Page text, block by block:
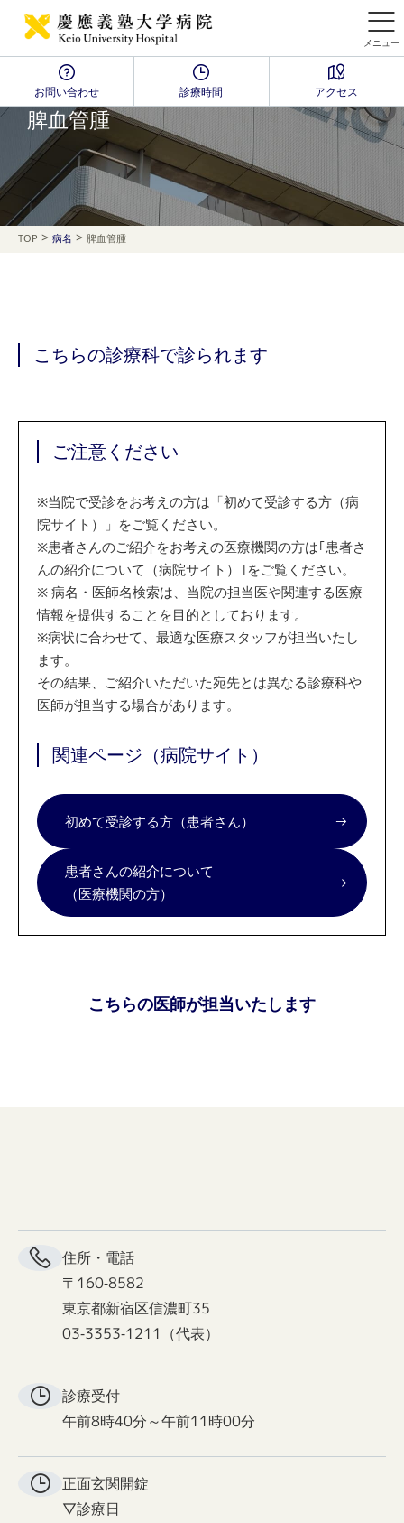
メニュー
お問い合わせ 診療時間 アクセス
Disease Name Search
脾血管腫
TOP > 病名 > 脾血管腫
こちらの診療科で診られます
ご注意ください
※当院で受診をお考えの方は「初めて受診する方（病
院サイト）」をご覧ください。
※患者さんのご紹介をお考えの医療機関の方は｢患者さ
んの紹介について（病院サイト）｣をご覧ください。
※ 病名・医師名検索は、当院の担当医や関連する医療
情報を提供することを目的としております。
※病状に合わせて、最適な医療スタッフが担当いたし
ます。
その結果、ご紹介いただいた宛先とは異なる診療科や
医師が担当する場合があります。
関連ページ（病院サイト）
初めて受診する方（患者さん）
患者さんの紹介について
（医療機関の方）
こちらの医師が担当いたします
住所・電話
〒160-8582
東京都新宿区信濃町35
03-3353-1211（代表）
診療受付
午前8時40分～午前11時00分
正面玄関開錠
▽診療日